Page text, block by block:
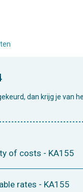
dan krijg je van
of costs - KA155
rates - KA155